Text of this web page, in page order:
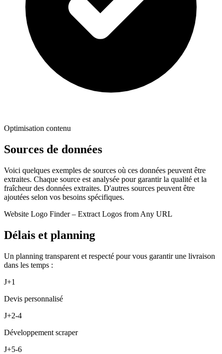
Optimisation contenu
Sources de données
Voici quelques exemples de sources où ces données peuvent être
extraites. Chaque source est analysée pour garantir la qualité et la
fraîcheur des données extraites. D'autres sources peuvent être
ajoutées selon vos besoins spécifiques.
Website Logo Finder – Extract Logos from Any URL
Délais et planning
Un planning transparent et respecté pour vous garantir une livraison
dans les temps :
J+1
Devis personnalisé
J+2-4
Développement scraper
J+5-6